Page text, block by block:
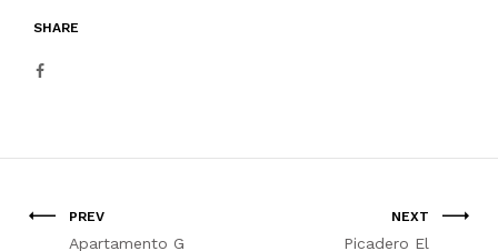
SHARE
PREV
Apartamento G
NEXT
Picadero El